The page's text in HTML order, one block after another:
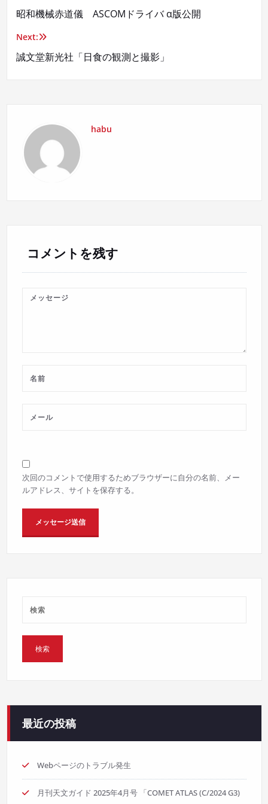
稿
ナ
シ
ョ
昭和機械赤道儀 ASCOMドライバ α版公開
Next:
誠文堂新光社「日食の観測と撮影」
habu
コメントを残す
次回のコメントで使用するためブラウザーに自分の名前、メー
ルアドレス、サイトを保存する。
最近の投稿
Webページのトラブル発生
月刊天文ガイド 2025年4月号 「COMET ATLAS (C/2024 G3)